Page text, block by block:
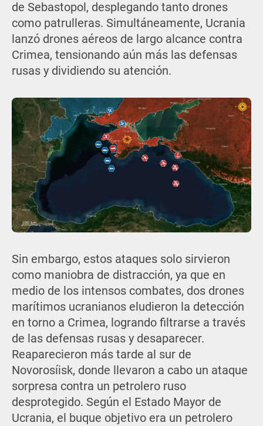
de Sebastopol, desplegando tanto drones
como patrulleras. Simultáneamente, Ucrania
lanzó drones aéreos de largo alcance contra
Crimea, tensionando aún más las defensas
rusas y dividiendo su atención.
Sin embargo, estos ataques solo sirvieron
como maniobra de distracción, ya que en
medio de los intensos combates, dos drones
marítimos ucranianos eludieron la detección
en torno a Crimea, logrando filtrarse a través
de las defensas rusas y desaparecer.
Reaparecieron más tarde al sur de
Novorosíisk, donde llevaron a cabo un ataque
sorpresa contra un petrolero ruso
desprotegido. Según el Estado Mayor de
Ucrania, el buque objetivo era un petrolero